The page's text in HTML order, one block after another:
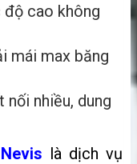
độ cao không
mái max băng
nối nhiều, dung
là dịch vụ